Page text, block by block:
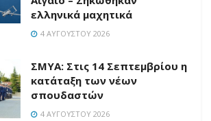
ελληνικά μαχητικά
4 ΑΥΓΟΎΣΤΟΥ 2026
ΣΜΥΑ: Στις 14 Σεπτεμβρίου η
κατάταξη των νέων
σπουδαστών
4 ΑΥΓΟΎΣΤΟΥ 2026